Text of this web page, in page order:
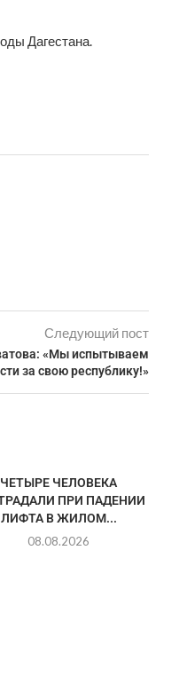
Дагестана.
Следующий пост
«Мы испытываем
за свою республику!»
ЧЕТЫРЕ ЧЕЛОВЕКА
ПРИ ПАДЕНИИ
ЛИФТА В ЖИЛОМ...
08.08.2026